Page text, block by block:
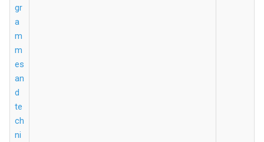
gr
a
m
m
es
an
d
te
ch
ni